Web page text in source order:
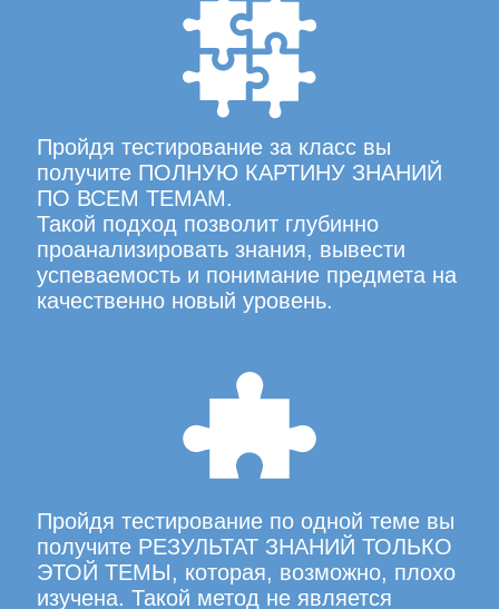
Пройдя тестирование за класс вы
получите ПОЛНУЮ КАРТИНУ ЗНАНИЙ
ПО ВСЕМ ТЕМАМ.
Такой подход позволит глубинно
проанализировать знания, вывести
успеваемость и понимание предмета на
качественно новый уровень.
Пройдя тестирование по одной теме вы
получите РЕЗУЛЬТАТ ЗНАНИЙ ТОЛЬКО
ЭТОЙ ТЕМЫ, которая, возможно, плохо
изучена. Такой метод не является